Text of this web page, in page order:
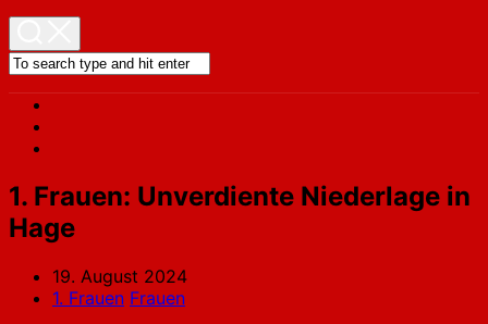
1. Frauen: Unverdiente Niederlage in
Hage
19. August 2024
1. Frauen Frauen